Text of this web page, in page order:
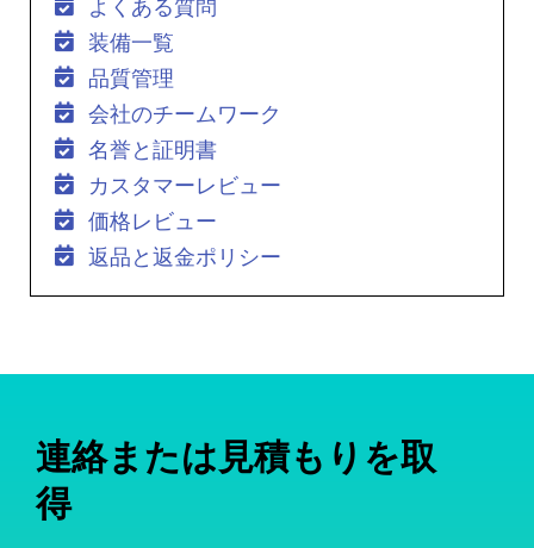
よくある質問
装備一覧
品質管理
会社のチームワーク
名誉と証明書
カスタマーレビュー
価格レビュー
返品と返金ポリシー
連絡または見積もりを取
得